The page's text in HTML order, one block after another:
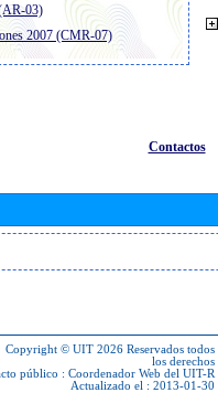
03)
2007 (CMR-07)
Contactos
Copyright © UIT 2026 Reservados todos
los derechos
público : Coordenador Web del UIT-R
Actualizado el : 2013-01-30